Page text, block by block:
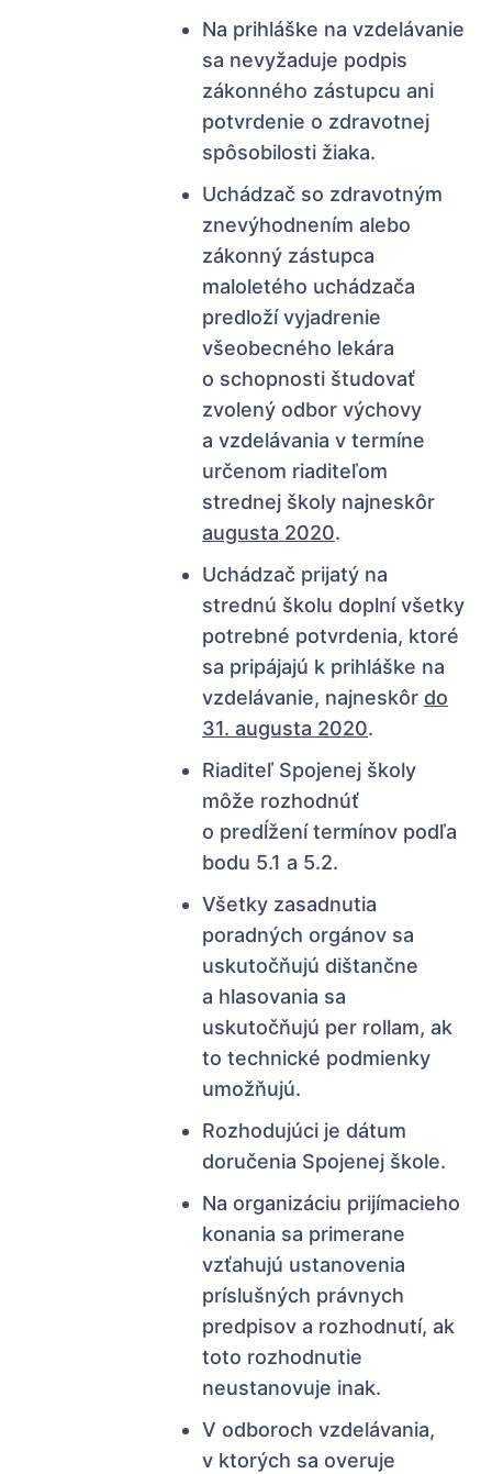
Na prihláške na vzdelávanie
sa nevyžaduje podpis
zákonného zástupcu ani
potvrdenie o zdravotnej
spôsobilosti žiaka.
Uchádzač so zdravotným
znevýhodnením alebo
zákonný zástupca
maloletého uchádzača
predloží vyjadrenie
všeobecného lekára
o schopnosti študovať
zvolený odbor výchovy
a vzdelávania v termíne
určenom riaditeľom
strednej školy najneskôr
augusta 2020.
Uchádzač prijatý na
strednú školu doplní všetky
potrebné potvrdenia, ktoré
sa pripájajú k prihláške na
vzdelávanie, najneskôr do
31. augusta 2020.
Riaditeľ Spojenej školy
môže rozhodnúť
o predĺžení termínov podľa
bodu 5.1 a 5.2.
Všetky zasadnutia
poradných orgánov sa
uskutočňujú dištančne
a hlasovania sa
uskutočňujú per rollam, ak
to technické podmienky
umožňujú.
Rozhodujúci je dátum
doručenia Spojenej škole.
Na organizáciu prijímacieho
konania sa primerane
vzťahujú ustanovenia
príslušných právnych
predpisov a rozhodnutí, ak
toto rozhodnutie
neustanovuje inak.
V odboroch vzdelávania,
v ktorých sa overuje